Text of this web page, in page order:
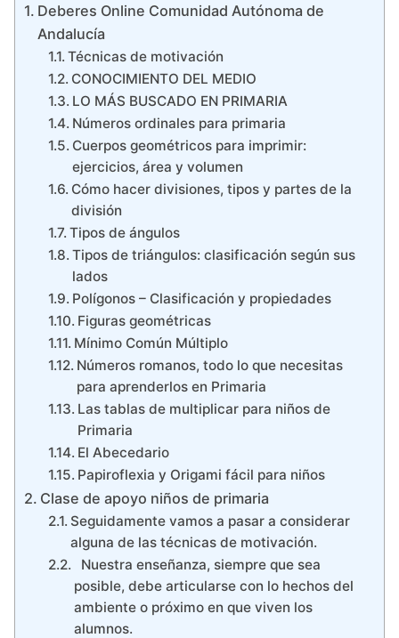
Deberes Online Comunidad Autónoma de
Andalucía
Técnicas de motivación
CONOCIMIENTO DEL MEDIO
LO MÁS BUSCADO EN PRIMARIA
Números ordinales para primaria
Cuerpos geométricos para imprimir:
ejercicios, área y volumen
Cómo hacer divisiones, tipos y partes de la
división
Tipos de ángulos
Tipos de triángulos: clasificación según sus
lados
Polígonos – Clasificación y propiedades
Figuras geométricas
Mínimo Común Múltiplo
Números romanos, todo lo que necesitas
para aprenderlos en Primaria
Las tablas de multiplicar para niños de
Primaria
El Abecedario
Papiroflexia y Origami fácil para niños
Clase de apoyo niños de primaria
Seguidamente vamos a pasar a considerar
alguna de las técnicas de motivación.
Nuestra enseñanza, siempre que sea
posible, debe articularse con lo hechos del
ambiente o próximo en que viven los
alumnos.